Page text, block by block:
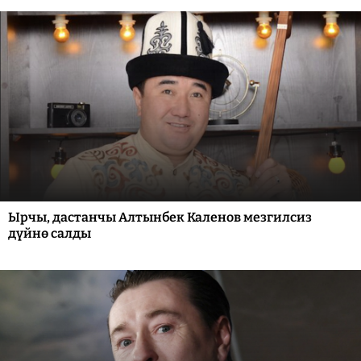
Ырчы, дастанчы Алтынбек Каленов мезгилсиз
дүйнө салды